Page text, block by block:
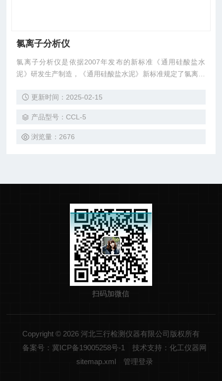
氯离子分析仪
氯离子分析仪是依据2007年发布的新标准《通用硅酸盐水
泥》研发生产制造，《通用硅酸盐水泥》新标准规定了氯离子
44、GB12958三个标准。
更新时间：2025-02-15
产品型号：CCL-5
浏览量：2676
扫码加微信
Copyright © 2026 河北三行检测仪器有限公司版权所有
备案号：冀ICP备19005258号-1
技术支持：化工仪器网
sitemap.xml
管理登录